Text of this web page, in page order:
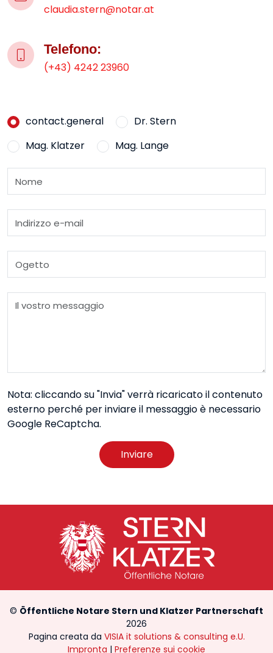
claudia.stern@notar.at
Telefono:
(+43) 4242 23960
contact.general
Dr. Stern
Mag. Klatzer
Mag. Lange
Nota: cliccando su "Invia" verrà ricaricato il contenuto
esterno perché per inviare il messaggio è necessario
Google ReCaptcha.
Inviare
© Öffentliche Notare Stern und Klatzer Partnerschaft
2026
Pagina creata da VISIA it solutions & consulting e.U.
Impronta | Preferenze sui cookie